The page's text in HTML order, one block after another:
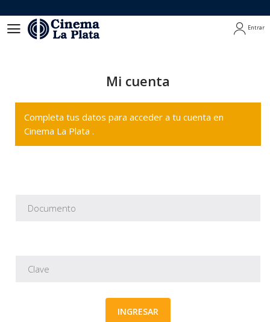
Entrar
Mi cuenta
Completa tus datos para acceder a tu cuenta en
Cinema La Plata .
INGRESAR